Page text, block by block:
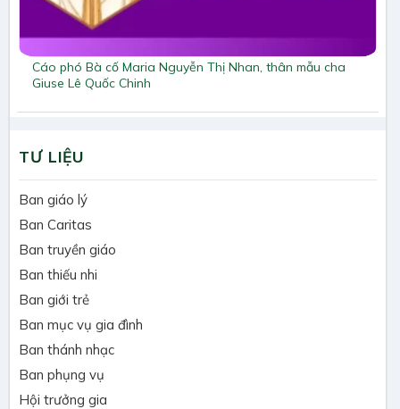
Cáo phó Bà cố Maria Nguyễn Thị Nhan, thân mẫu cha
Giuse Lê Quốc Chinh
TƯ LIỆU
Ban giáo lý
Ban Caritas
Ban truyền giáo
Ban thiếu nhi
Ban giới trẻ
Ban mục vụ gia đình
Ban thánh nhạc
Ban phụng vụ
Hội trưởng gia